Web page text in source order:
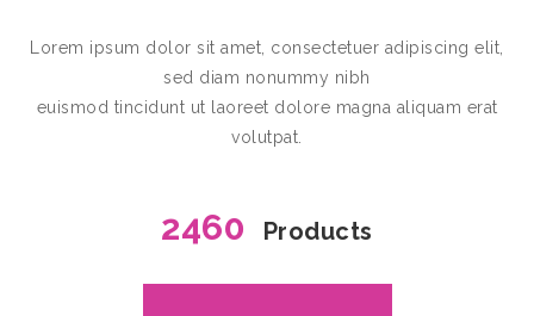
Lorem ipsum dolor sit amet, consectetuer adipiscing elit,
sed diam nonummy nibh
euismod tincidunt ut laoreet dolore magna aliquam erat
volutpat.
2460 Products